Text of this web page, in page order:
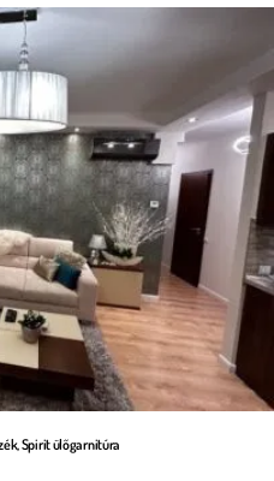
Spirit ülőgarnitúra